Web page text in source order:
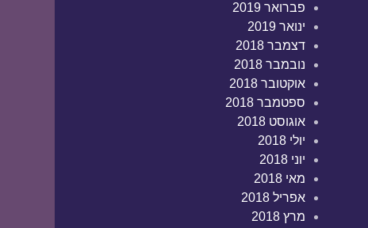
פברואר 2019
ינואר 2019
דצמבר 2018
נובמבר 2018
אוקטובר 2018
ספטמבר 2018
אוגוסט 2018
יולי 2018
יוני 2018
מאי 2018
אפריל 2018
מרץ 2018